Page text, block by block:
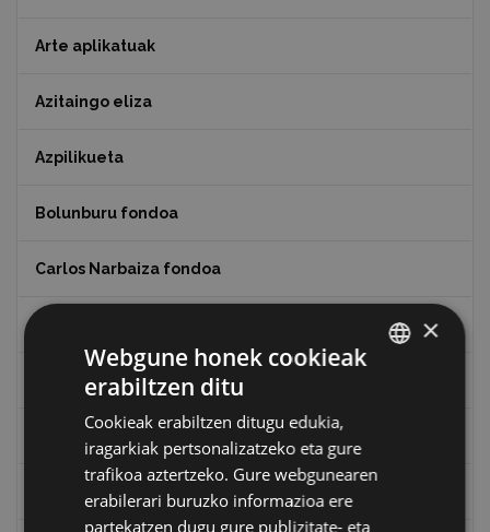
Arte aplikatuak
Azitaingo eliza
Azpilikueta
Bolunburu fondoa
Carlos Narbaiza fondoa
Eibarko Arma Museoaren 100. urteurrena
Eibarko mugarrien itzulia
×
Webgune honek cookieak
erabiltzen ditu
Cookieak erabiltzen ditugu edukia,
iragarkiak pertsonalizatzeko eta gure
trafikoa aztertzeko. Gure webgunearen
erabilerari buruzko informazioa ere
partekatzen dugu gure publizitate- eta